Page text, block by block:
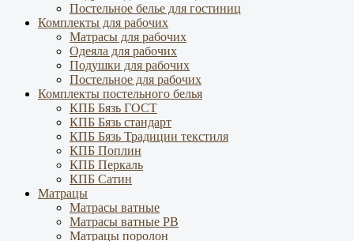
Постельное белье для гостиниц
Комплекты для рабочих
Матрасы для рабочих
Одеяла для рабочих
Подушки для рабочих
Постельное для рабочих
Комплекты постельного белья
КПБ Бязь ГОСТ
КПБ Бязь стандарт
КПБ Бязь Традиции текстиля
КПБ Поплин
КПБ Перкаль
КПБ Сатин
Матрацы
Матрасы ватные
Матрасы ватные РВ
Матрацы поролон